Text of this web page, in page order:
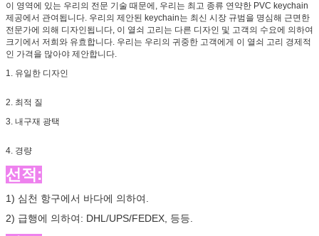
이 영역에 있는 우리의 전문 기술 때문에, 우리는 최고 종류 연약한 PVC keychain
제공에서 관여됩니다. 우리의 제안된 keychain는 최신 시장 규범을 명심해 근면한
전문가에 의해 디자인됩니다, 이 열쇠 고리는 다른 디자인 및 고객의 수요에 의하여
크기에서 저희와 유효합니다. 우리는 우리의 귀중한 고객에게 이 열쇠 고리 경제적
인 가격을 많아야 제안합니다.
1. 유일한 디자인
2. 최적 질
3. 내구재 광택
4. 경량
선적:
1) 심천 항구에서 바다에 의하여.
2) 급행에 의하여: DHL/UPS/FEDEX, 등등.